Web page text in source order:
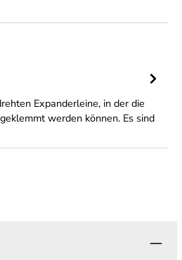
Expanderleine, in der die
werden können. Es sind